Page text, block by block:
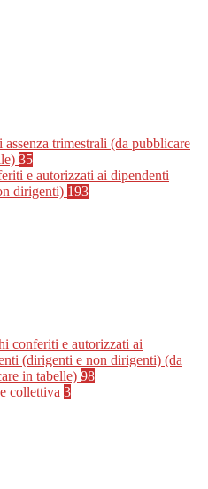
assenza trimestrali (da pubblicare
35
e autorizzati ai dipendenti
dirigenti) 193
conferiti e autorizzati ai
(dirigenti e non dirigenti) (da
in tabelle) 98
collettiva 3